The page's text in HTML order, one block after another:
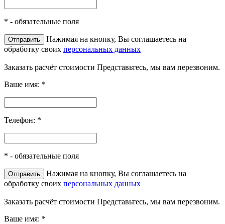
* - обязательные поля
Нажимая на кнопку, Вы соглашаетесь на
обработку своих персональных данных
Заказать расчёт стоимости Представьтесь, мы вам перезвоним.
Ваше имя: *
Телефон: *
* - обязательные поля
Нажимая на кнопку, Вы соглашаетесь на
обработку своих персональных данных
Заказать расчёт стоимости Представьтесь, мы вам перезвоним.
Ваше имя: *